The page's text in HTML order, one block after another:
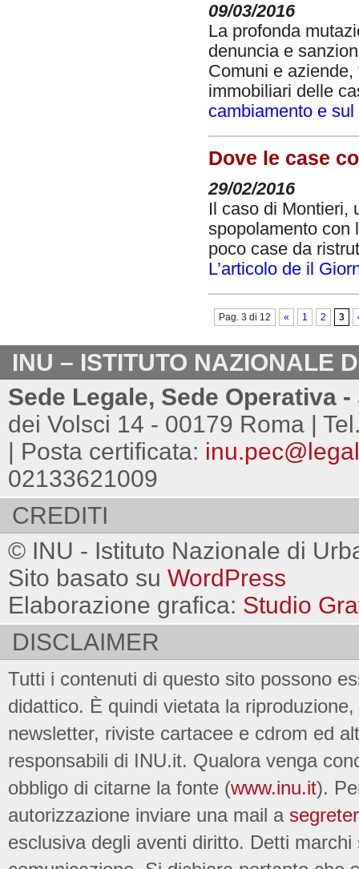
09/03/2016
La profonda
denuncia e
Comuni e
immobiliari delle
cambiamento e
Dove le case
29/02/2016
Il caso di Montieri,
spopolamento con
poco case da
L’articolo de il
Pag. 3 di 12 « 1 2 3
INU – ISTITUTO NAZIONALE
Sede Legale, Sede Operativa
dei Volsci 14 - 00179 Roma |
| Posta certificata:
02133621009
CREDITI
© INU - Istituto Nazionale di
Sito basato su WordPress
Elaborazione grafica: Studio
DISCLAIMER
Tutti i contenuti di questo sito possono
didattico. È quindi vietata la
newsletter, riviste cartacee e cdrom ed
responsabili di INU.it. Qualora venga
obbligo di citarne la fonte (www.inu.it).
autorizzazione inviare una mail a
esclusiva degli aventi diritto. Detti